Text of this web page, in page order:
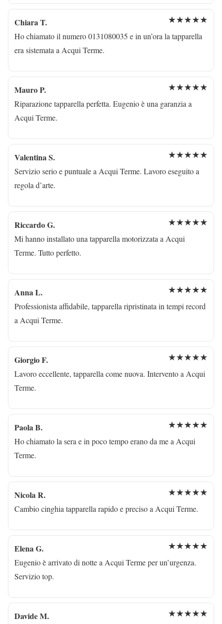
Chiara T. ★★★★★
Ho chiamato il numero 0131080035 e in un’ora la tapparella
era sistemata a Acqui Terme.
Mauro P. ★★★★★
Riparazione tapparella perfetta. Eugenio è una garanzia a
Acqui Terme.
Valentina S. ★★★★★
Servizio serio e puntuale a Acqui Terme. Lavoro eseguito a
regola d’arte.
Riccardo G. ★★★★★
Mi hanno installato una tapparella motorizzata a Acqui
Terme. Tutto perfetto.
Anna L. ★★★★★
Professionista affidabile, tapparella ripristinata in tempi record
a Acqui Terme.
Giorgio F. ★★★★★
Lavoro eccellente, tapparella come nuova. Intervento a Acqui
Terme.
Paola B. ★★★★★
Ho chiamato la sera e in poco tempo erano da me a Acqui
Terme.
Nicola R. ★★★★★
Cambio cinghia tapparella rapido e preciso a Acqui Terme.
Elena G. ★★★★★
Eugenio è arrivato di notte a Acqui Terme per un’urgenza.
Servizio top.
Davide M. ★★★★★